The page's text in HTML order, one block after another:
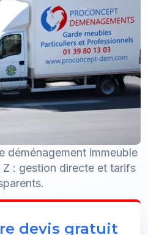
déménagement immeuble
: gestion directe et tarifs
devis gratuit